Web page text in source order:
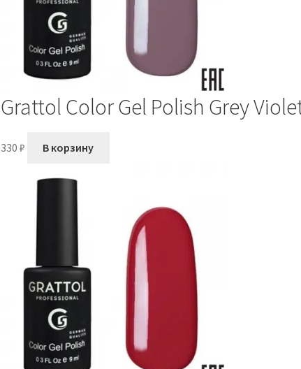
Grattol Color Gel Polish Grey
330 ₽ В корзину